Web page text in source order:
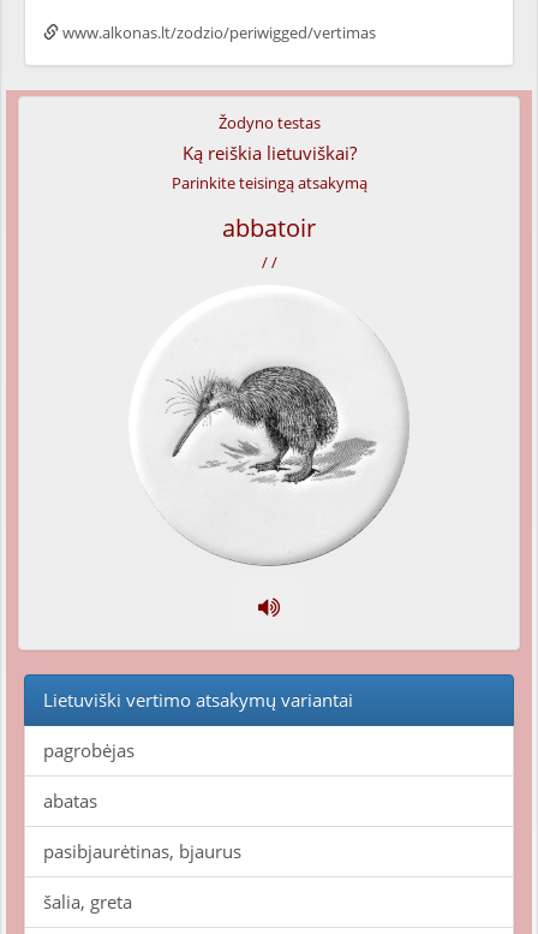
www.alkonas.lt/zodzio/periwigged/vertimas
Žodyno testas
Ką reiškia lietuviškai?
Parinkite teisingą atsakymą
abbatoir
/ /
Lietuviški vertimo atsakymų variantai
pagrobėjas
abatas
pasibjaurėtinas, bjaurus
šalia, greta